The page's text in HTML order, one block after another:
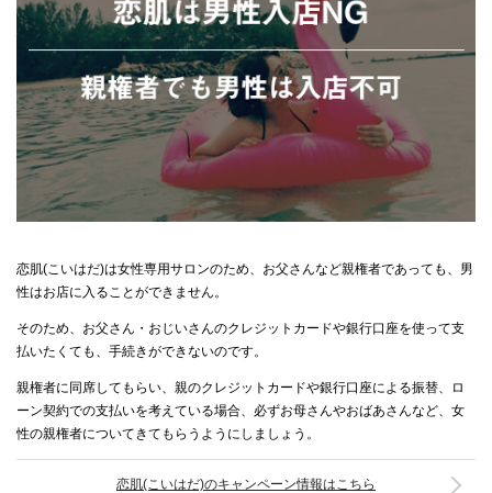
恋肌(こいはだ)は女性専用サロンのため、お父さんなど親権者であっても、男
性はお店に入ることができません。
そのため、お父さん・おじいさんのクレジットカードや銀行口座を使って支
払いたくても、手続きができないのです。
親権者に同席してもらい、親のクレジットカードや銀行口座による振替、ロ
ーン契約での支払いを考えている場合、必ずお母さんやおばあさんなど、女
性の親権者についてきてもらうようにしましょう。
恋肌(こいはだ)のキャンペーン情報はこちら